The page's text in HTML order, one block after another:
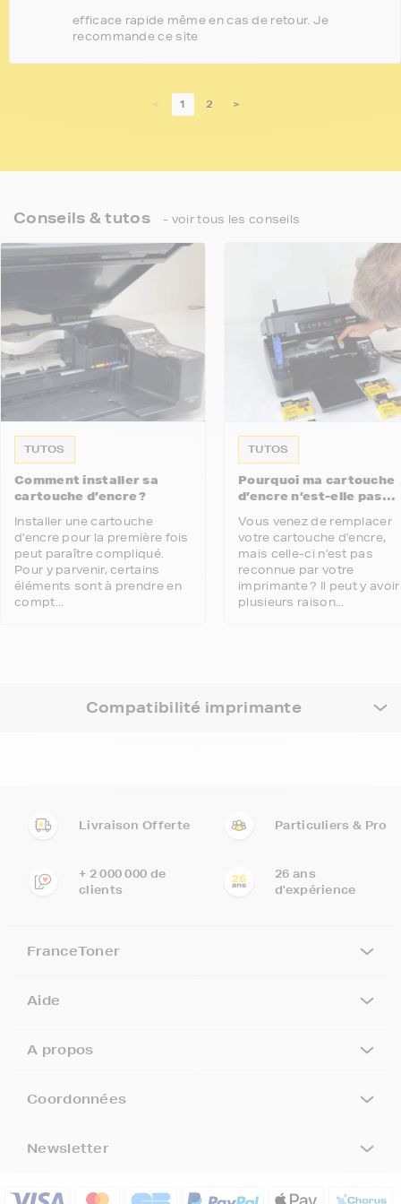
efficace rapide même en cas de retour. Je
recommande ce site
< 1 2 >
Conseils & tutos - voir tous les conseils
TUTOS
Comment installer sa
cartouche d’encre ?
Installer une cartouche
d’encre pour la première fois
peut paraître compliqué.
Pour y parvenir, certains
éléments sont à prendre en
compt...
TUTOS
Pourquoi ma cartouche
d’encre n’est-elle pas
imprimante ?
Vous venez de remplacer
votre cartouche d’encre,
mais celle-ci n’est pas
reconnue par votre
imprimante ? Il peut y avoir
plusieurs raison...
Compatibilité imprimante
Livraison Offerte Particuliers & Pro
+ 2 000 000 de
clients
26 ans
d'expérience
FranceToner
Aide
A propos
Coordonnées
Newsletter